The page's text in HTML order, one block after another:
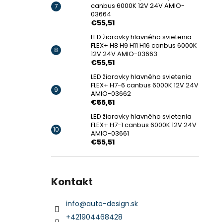
canbus 6000K 12V 24V AMIO-
03664
€55,51
LED žiarovky hlavného svietenia
FLEX+ H8 H9 H11 H16 canbus 6000K
12V 24V AMIO-03663
€55,51
LED žiarovky hlavného svietenia
FLEX+ H7-6 canbus 6000K 12V 24V
AMIO-03662
€55,51
LED žiarovky hlavného svietenia
FLEX+ H7-1 canbus 6000K 12V 24V
AMIO-03661
€55,51
Kontakt
info@auto-design.sk
+421904468428